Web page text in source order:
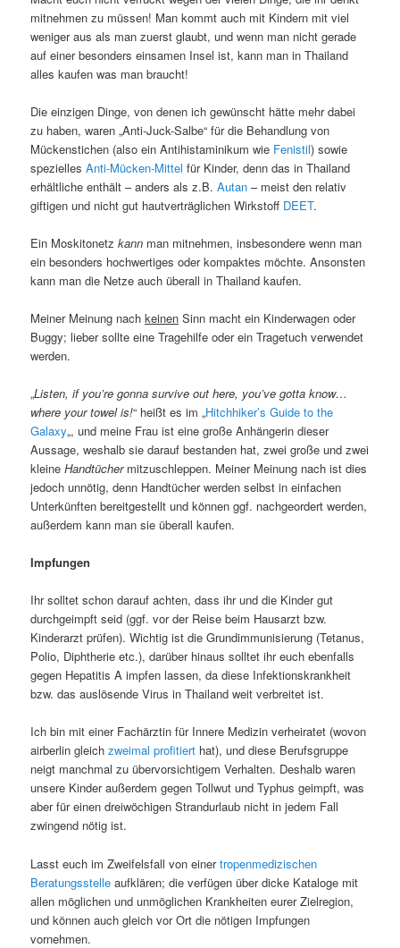
mitnehmen zu müssen! Man kommt auch mit Kindern mit viel
weniger aus als man zuerst glaubt, und wenn man nicht gerade
auf einer besonders einsamen Insel ist, kann man in Thailand
alles kaufen was man braucht!
Die einzigen Dinge, von denen ich gewünscht hätte mehr dabei
zu haben, waren „Anti-Juck-Salbe“ für die Behandlung von
Mückenstichen (also ein Antihistaminikum wie Fenistil) sowie
speziellesAnti-Mücken-Mittel für Kinder, denn das in Thailand
erhältliche enthält – anders als z.B.Autan– meist den relativ
giftigen und nicht gut hautverträglichen Wirkstoff DEET.
Ein Moskitonetzkann man mitnehmen, insbesondere wenn man
ein besonders hochwertiges oder kompaktes möchte. Ansonsten
kann man die Netze auch überall in Thailand kaufen.
Meiner Meinung nachkeinen Sinn macht ein Kinderwagen oder
Buggy; lieber sollte eine Tragehilfe oder ein Tragetuch verwendet
werden.
„Listen, if you’re gonna survive out here, you’ve gotta know…
where your towel is!“ heißt es im „Hitchhiker’s Guide to the
Galaxy„, und meine Frau ist eine große Anhängerin dieser
Aussage, weshalb sie darauf bestanden hat, zwei große und zwei
kleineHandtüchermitzuschleppen. Meiner Meinung nach ist dies
jedoch unnötig, denn Handtücher werden selbst in einfachen
Unterkünften bereitgestellt und können ggf. nachgeordert werden,
außerdem kann man sie überall kaufen.
Impfungen
Ihr solltet schon darauf achten, dass ihr und die Kinder gut
durchgeimpft seid (ggf. vor der Reise beim Hausarzt bzw.
Kinderarzt prüfen). Wichtig ist die Grundimmunisierung (Tetanus,
Polio, Diphtherie etc.), darüber hinaus solltet ihr euch ebenfalls
gegen Hepatitis A impfen lassen, da diese Infektionskrankheit
bzw. das auslösende Virus in Thailand weit verbreitet ist.
Ich bin mit einer Fachärztin für Innere Medizin verheiratet (wovon
airberlin gleichzweimal profitiert hat), und diese Berufsgruppe
neigt manchmal zu übervorsichtigem Verhalten. Deshalb waren
unsere Kinder außerdem gegen Tollwut und Typhus geimpft, was
aber für einen dreiwöchigen Strandurlaub nicht in jedem Fall
zwingend nötig ist.
Lasst euch im Zweifelsfall von einertropenmedizischen
Beratungsstelle aufklären; die verfügen über dicke Kataloge mit
allen möglichen und unmöglichen Krankheiten eurer Zielregion,
und können auch gleich vor Ort die nötigen Impfungen
vornehmen.